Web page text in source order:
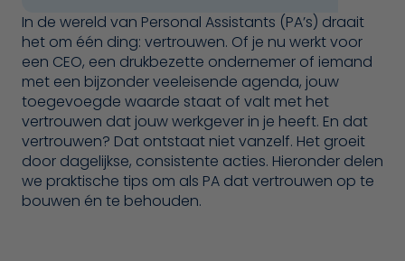
In de wereld van Personal Assistants (PA’s) draait
het om één ding: vertrouwen. Of je nu werkt voor
een CEO, een drukbezette ondernemer of iemand
met een bijzonder veeleisende agenda, jouw
toegevoegde waarde staat of valt met het
vertrouwen dat jouw werkgever in je heeft. En dat
vertrouwen? Dat ontstaat niet vanzelf. Het groeit
door dagelijkse, consistente acties. Hieronder delen
we praktische tips om als PA dat vertrouwen op te
bouwen én te behouden.